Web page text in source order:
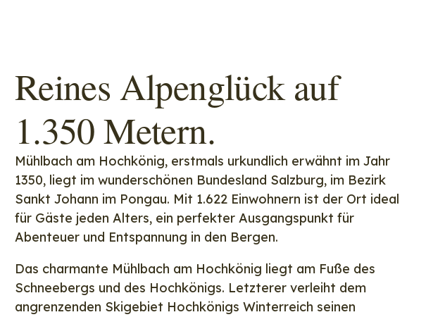
Reines Alpenglück auf
1.350 Metern.
Mühlbach am Hochkönig, erstmals urkundlich erwähnt im Jahr
1350, liegt im wunderschönen Bundesland Salzburg, im Bezirk
Sankt Johann im Pongau. Mit 1.622 Einwohnern ist der Ort ideal
für Gäste jeden Alters, ein perfekter Ausgangspunkt für
Abenteuer und Entspannung in den Bergen.
Das charmante Mühlbach am Hochkönig liegt am Fuße des
Schneebergs und des Hochkönigs. Letzterer verleiht dem
angrenzenden Skigebiet Hochkönigs Winterreich seinen